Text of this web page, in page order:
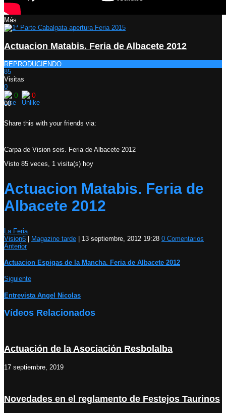
Más
Actuacion Matabis. Feria de Albacete 2012
REPRODUCIENDO
85
Visitas
0
0 0
00
Share this with your friends via:
Carpa de Vision seis. Feria de Albacete 2012
Visto 85 veces, 1 visita(s) hoy
Actuacion Matabis. Feria de
Albacete 2012
La Feria
Vision6
Magazine tarde 13 septiembre, 2012 19:28 0 Comentarios
Anterior
Actuacion Espigas de la Mancha. Feria de Albacete 2012
Siguiente
Entrevista Angel Nicolas
Vídeos Relacionados
Actuación de la Asociación Resbolalba
17 septiembre, 2019
Novedades en el reglamento de Festejos Taurinos